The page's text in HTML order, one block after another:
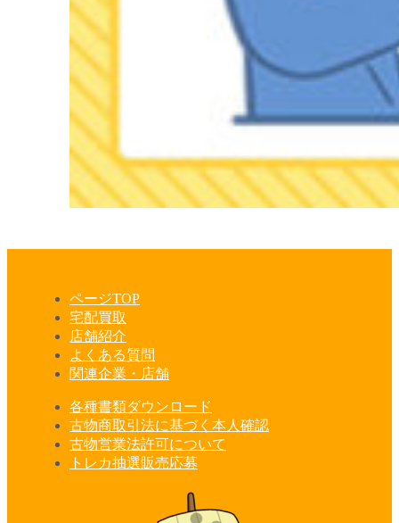
ページTOP
宅配買取
店舗紹介
よくある質問
関連企業・店舗
各種書類ダウンロード
古物商取引法に基づく本人確認
古物営業法許可について
トレカ抽選販売応募